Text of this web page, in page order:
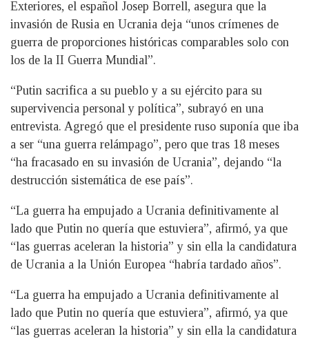
Exteriores, el español Josep Borrell, asegura que la
invasión de Rusia en Ucrania deja “unos crímenes de
guerra de proporciones históricas comparables solo con
los de la II Guerra Mundial”.
“Putin sacrifica a su pueblo y a su ejército para su
supervivencia personal y política”, subrayó en una
entrevista. Agregó que el presidente ruso suponía que iba
a ser “una guerra relámpago”, pero que tras 18 meses
“ha fracasado en su invasión de Ucrania”, dejando “la
destrucción sistemática de ese país”.
“La guerra ha empujado a Ucrania definitivamente al
lado que Putin no quería que estuviera”, afirmó, ya que
“las guerras aceleran la historia” y sin ella la candidatura
de Ucrania a la Unión Europea “habría tardado años”.
“La guerra ha empujado a Ucrania definitivamente al
lado que Putin no quería que estuviera”, afirmó, ya que
“las guerras aceleran la historia” y sin ella la candidatura